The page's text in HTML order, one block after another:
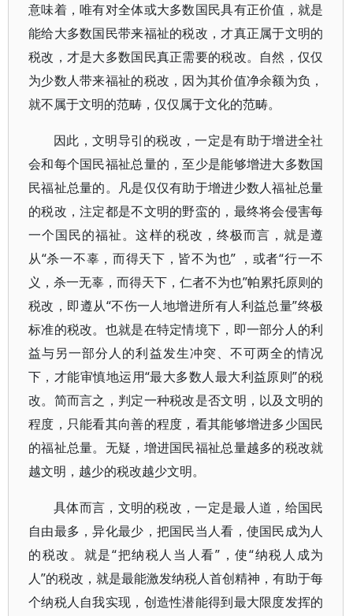
意味着，唯有对全体或大多数国民具有正价值，就是
能给大多数国民带来福祉的税改，才真正属于文明的
税改，才是大多数国民真正需要的税改。自然，仅仅
为少数人带来福祉的税改，因为其价值净余额为负，
就不属于文明的范畴，仅仅属于文化的范畴。
因此，文明导引的税改，一定是有助于增进全社
会和每个国民福祉总量的，至少是能够增进大多数国
民福祉总量的。凡是仅仅有助于增进少数人福祉总量
的税改，注定都是不文明的野蛮的，最终将会侵害每
一个国民的福祉。这样的税改，终极而言，就是遵
从“杀一不辜，而得天下，皆不为也” ，或者“行一不
义，杀一无辜，而得天下，仁者不为也”帕累托原则的
税改，即遵从“不伤一人地增进所有人利益总量”终极
标准的税改。也就是在特定情境下，即一部分人的利
益与另一部分人的利益发生冲突、不可两全的情况
下，才能审慎地运用“最大多数人最大利益原则”的税
改。简而言之，判定一种税改是否文明，以及文明的
程度，只能看其向善的程度，看其能够增进多少国民
的福祉总量。无疑，增进国民福祉总量越多的税改就
越文明，越少的税改越少文明。
具体而言，文明的税改，一定是最人道，给国民
自由最多，异化最少，把国民当人看，使国民成为人
的税改。就是“把纳税人当人看”，使“纳税人成为
人”的税改，就是最能激发纳税人首创精神，有助于每
个纳税人自我实现，创造性潜能得到最大限度发挥的